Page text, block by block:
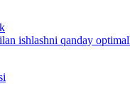
ishlashni qanday